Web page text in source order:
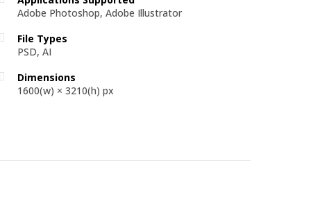
Adobe Photoshop, Adobe Illustrator
File Types
PSD, AI
Dimensions
1600(w) × 3210(h) px